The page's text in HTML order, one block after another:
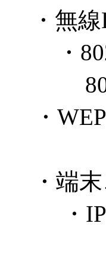
・無
・
・
・端
・